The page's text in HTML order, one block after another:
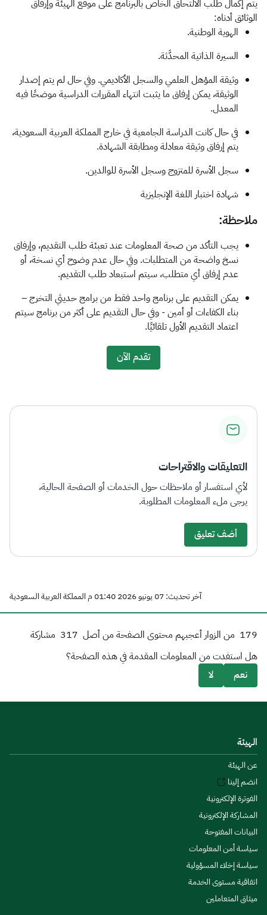
يتم إكمال طلب الالتحاق الخاص بالبرنامج على موقع الهيئة وإرفاق
الوثائق أدناه:
الهوية الوطنية.
السيرة الذاتية المحدَّثة.
وثيقة المؤهل العلمي والسجل الأكاديمي. وفي حال لم يتم إصدار
الوثيقة، يمكن إرفاق ما يثبت انتهاء المقررات الدراسية موضحًا فيه
المعدل.
في حال كانت الدراسة الجامعية في خارج المملكة العربية السعودية،
يتم إرفاق وثيقة معادلة ومطابقة الشهادة.
سجل الأسرة للمتزوج وسجل الأسرة للوالدين.
شهادة اختبار اللغة الإنجليزية
ملاحظة:
​يجب التأكد من صحة المعلومات عند تعبئة طلب التقديم، وإرفاق
نسخ واضحة من المتطلبات. وفي حال عدم وضوح أي نسخة، أو
عدم إرفاق أي متطلب، سيتم استبعاد طلب التقديم. ​
يمكن التقديم على برنامج واحد فقط من برامج حديثي التخرج –
بناء الكفاءات أو أمين - وفي حال التقديم على أكثر من برنامج سيتم
اعتماد التقديم الأول تلقائيًا.
تقدم الآن
التعليقات والاقتراحات
لأي استفسار أو ملاحظات حول الخدمات أو الصفحة الحالية،
يرجى ملء المعلومات المطلوبة.
أضف تعليق
آخر تحديث: 07 يونيو 2026 01:40 م المملكة العربية السعودية
179 من الزوار أعجبهم محتوى الصفحة من أصل 317 مشاركة
هل استفدت من المعلومات المقدمة في هذه الصفحة؟
نعم
لا
الهيئة
عن الهيئة
انضم إلينا
الفوترة الإلكترونية
المشاركة الإلكترونية
البيانات المفتوحة
سياسة أمن المعلومات
سياسة إخلاء المسؤولية
اتفاقية مستوى الخدمة
ميثاق المتعاملين